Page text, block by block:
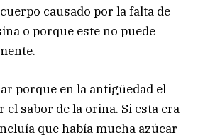
causado por la falta de
o porque este no puede
porque en la antigüedad el
el sabor de la orina. Si esta era
que había mucha azúcar